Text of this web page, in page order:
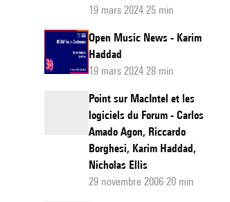
19 mars 2024 25 min
Open Music News - Karim
Haddad
19 mars 2024 28 min
Point sur MacIntel et les
logiciels du Forum - Carlos
Amado Agon, Riccardo
Borghesi, Karim Haddad,
Nicholas Ellis
29 novembre 2006 20 min